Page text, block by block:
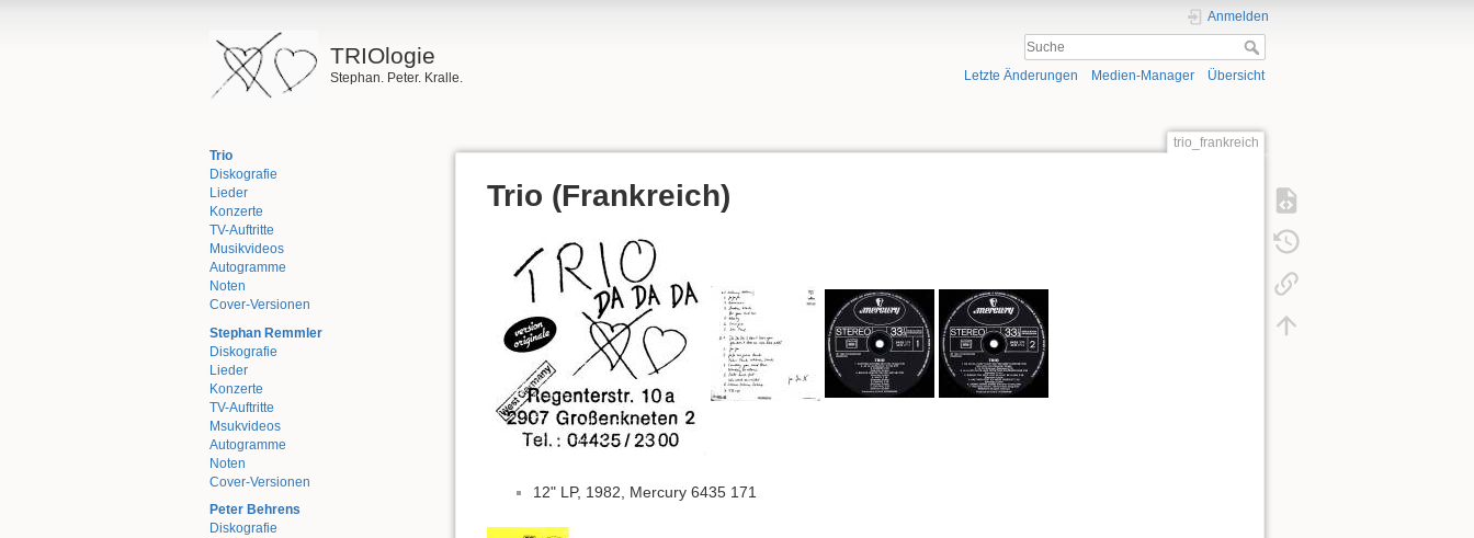
TRIOlogie
Stephan. Peter. Kralle.
Anmelden
Letzte Änderungen Medien-Manager Übersicht
Trio
Diskografie
Lieder
Konzerte
TV-Auftritte
Musikvideos
Autogramme
Noten
Cover-Versionen
Stephan Remmler
Diskografie
Lieder
Konzerte
TV-Auftritte
Msukvideos
Autogramme
Noten
Cover-Versionen
Peter Behrens
Diskografie
trio_frankreich
Trio (Frankreich)
12" LP, 1982, Mercury 6435 171